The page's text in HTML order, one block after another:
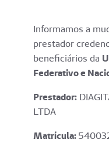
Informamos a
prestador
beneficiários da
Federativo e
Prestador:
LTDA
Matrícula: